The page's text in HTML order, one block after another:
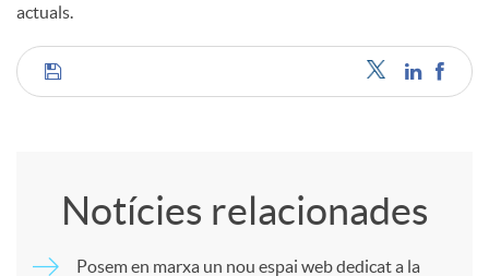
actuals.
C
m
Notícies relacionades
Posem en marxa un nou espai web dedicat a la